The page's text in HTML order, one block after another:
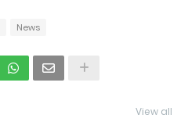
News
View all